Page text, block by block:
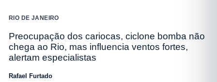
RIO DE JANEIRO
Preocupação dos cariocas, ciclone bomba não
chega ao Rio, mas influencia ventos fortes,
alertam especialistas
Rafael Furtado